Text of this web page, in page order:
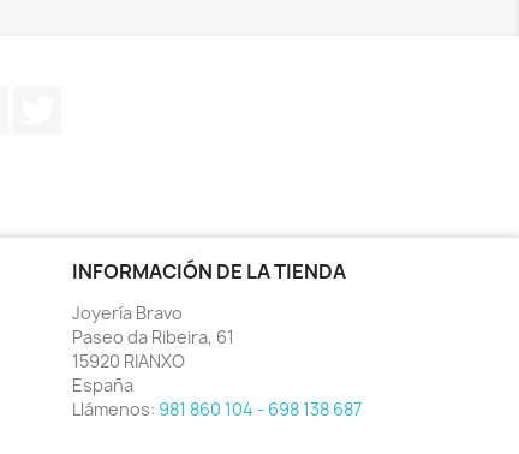
INFORMACIÓN DE LA TIENDA
Joyería Bravo
Paseo da Ribeira, 61
15920 RIANXO
España
Llámenos: 981 860 104 - 698 138 687